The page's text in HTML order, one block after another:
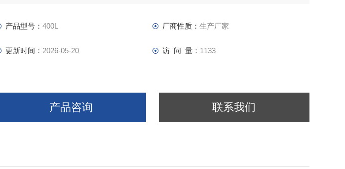
产品型号： 400L 厂商性质： 生产厂家
更新时间： 2026-05-20 访 问 量： 1133
产品咨询 联系我们